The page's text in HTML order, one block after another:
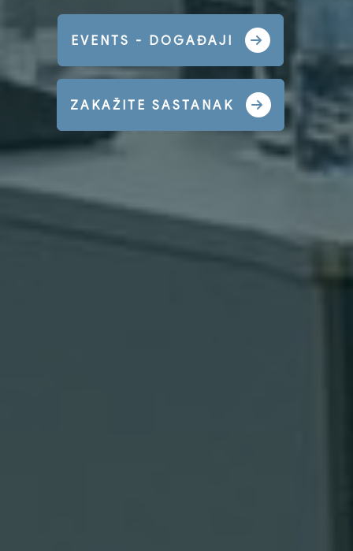
EVENTS - DOGAĐAJI
ZAKAŽITE SASTANAK